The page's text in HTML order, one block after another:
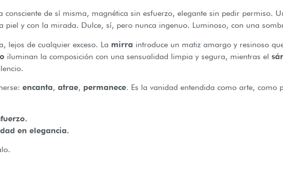
consciente de sí misma, magnética sin esfuerzo, elegante sin pedir permiso.
piel y con la mirada. Dulce, sí, pero nunca ingenuo. Luminoso, con una
lejos de cualquier exceso. La mirra introduce un matiz amargo y resinoso
iluminan la composición con una sensualidad limpia y segura, mientras el
encanta, atrae, permanece. Es la vanidad entendida como arte, como
en elegancia.